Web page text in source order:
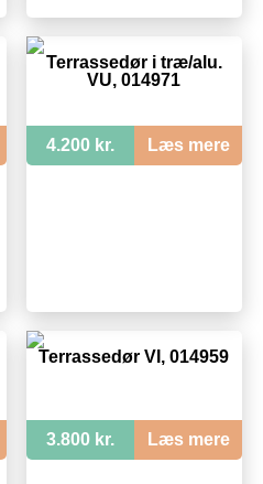
Terrassedør i træ/alu.
VU, 014971
4.200 kr. Læs mere
Terrassedør VI, 014959
3.800 kr. Læs mere